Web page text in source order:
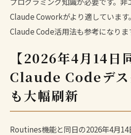
Claude Coworkがより適しています
Claude Code活用法も参考になりま
【2026年4月14日
Claude Codeデス
も大幅刷新
Routines機能と同日の2026年4月